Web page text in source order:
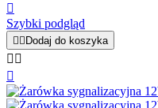

Szybki podgląd
  Dodaj do koszyka
 
